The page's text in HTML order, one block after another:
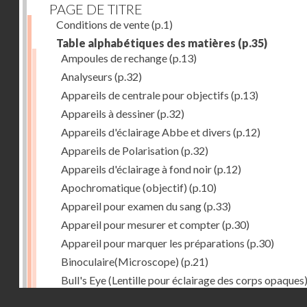
PAGE DE TITRE
Conditions de vente(p.1)
Table alphabétiques des matières (p.35)
Ampoules de rechange(p.13)
Analyseurs (p.32)
Appareils de centrale pour objectifs (p.13)
Appareils à dessiner(p.32)
Appareils d'éclairage Abbe et divers (p.12)
Appareils de Polarisation(p.32)
Appareils d'éclairage à fond noir(p.12)
Apochromatique (objectif) (p.10)
Appareil pour examen du sang(p.33)
Appareil pour mesurer et compter(p.30)
Appareil pour marquer les préparations (p.30)
Binoculaire(Microscope) (p.21)
Bull's Eye (Lentille pour éclairage des corps opaques)
(p.27)